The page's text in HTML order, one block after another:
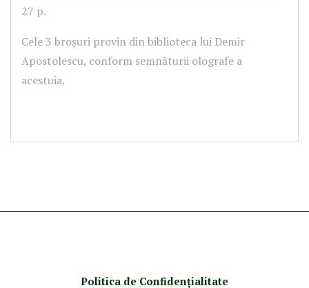
27 p.
Cele 3 broșuri provin din biblioteca lui Demir
Apostolescu, conform semnăturii olografe a
acestuia.
Politica de Confidenţialitate